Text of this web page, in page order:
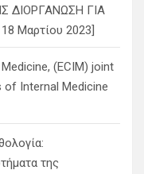
ΔΙΟΡΓΑΝΩΣΗ ΓΙΑ
Μαρτίου 2023]
(ECIM) joint
Internal Medicine
της